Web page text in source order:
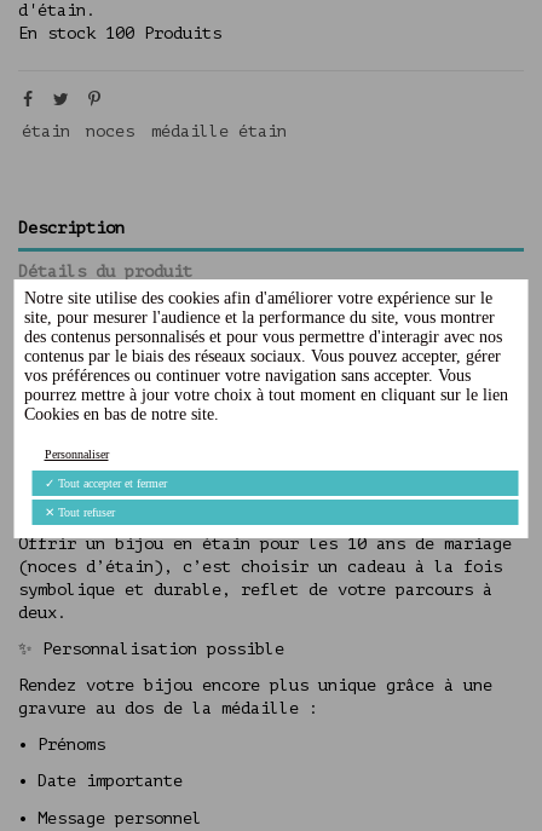
d'étain.
En stock 100 Produits
étain noces médaille étain
Description
Détails du produit
Avis (0)
Porte-clés avec médaille rectangle (10x40mm) en
Étain – Série Limitée 2016 / 2026
fonderie situé dans le Sud de la France, chaque
médaille est fabriquée en étain brut, offrant un
rendu authentique, naturel et intemporel.
Offrir un bijou en étain pour les 10 ans de mariage
(noces d’étain), c’est choisir un cadeau à la fois
symbolique et durable, reflet de votre parcours à
deux.
✨ Personnalisation possible
Rendez votre bijou encore plus unique grâce à une
gravure au dos de la médaille :
• Prénoms
• Date importante
• Message personnel
Notre site utilise des cookies afin d'améliorer votre expérience sur le
site, pour mesurer l'audience et la performance du site, vous montrer
des contenus personnalisés et pour vous permettre d'interagir avec nos
contenus par le biais des réseaux sociaux. Vous pouvez accepter, gérer
vos préférences ou continuer votre navigation sans accepter. Vous
pourrez mettre à jour votre choix à tout moment en cliquant sur le lien
Cookies en bas de notre site.
Personnaliser
✓ Tout accepter et fermer
✕ Tout refuser